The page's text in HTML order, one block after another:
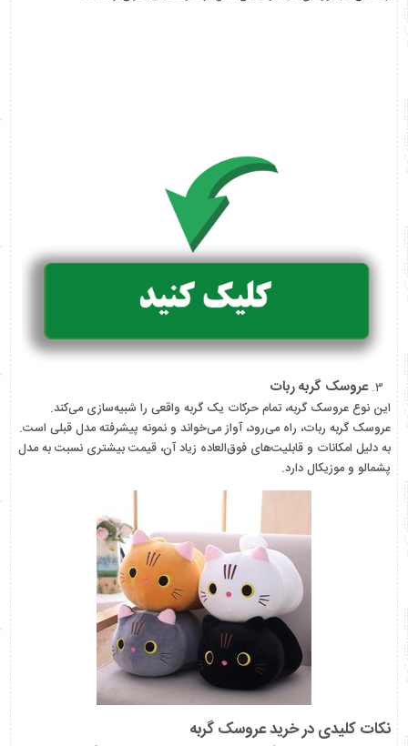
عروسک گربه ربات
این نوع عروسک گربه، تمام حرکات یک گربه واقعی را شبیه‌سازی می‌کند.
عروسک گربه ربات، راه می‌رود، آواز می‌خواند و نمونه پیشرفته مدل قبلی است.
به دلیل امکانات و قابلیت‌های فوق‌العاده زیاد آن، قیمت بیشتری نسبت به مدل
پشمالو و موزیکال دارد.
نکات کلیدی در خرید عروسک گربه